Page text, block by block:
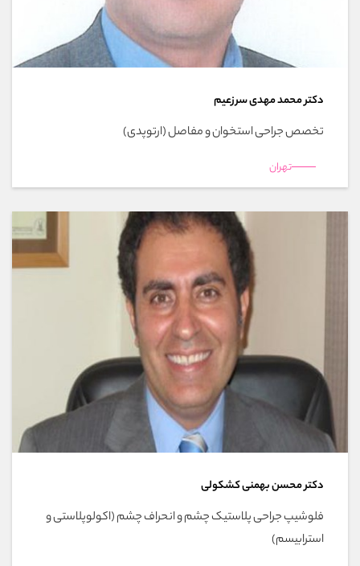
دکتر محمد مهدی سرزعیم
تخصص جراحی استخوان و مفاصل (ارتوپدی)
تهران
دکتر محسن بهمنی کشکولی
فلوشیپ جراحی پلاستیک چشم و انحراف چشم (اکولوپلاستی و
استرابیسم)